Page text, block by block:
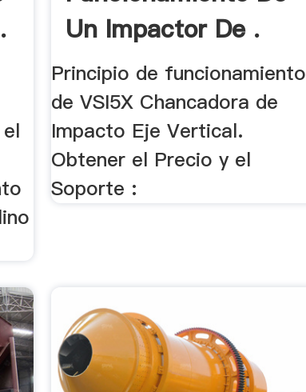
Un Impactor De .
Principio de funcionamiento
de VSI5X Chancadora de
Impacto Eje Vertical.
Obtener el Precio y el
Soporte :